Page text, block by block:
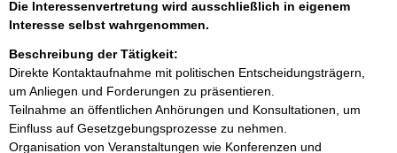
Die Interessenvertretung wird ausschließlich in eigenem
Interesse selbst wahrgenommen.
Beschreibung der Tätigkeit:
Direkte Kontaktaufnahme mit politischen Entscheidungsträgern,
um Anliegen und Forderungen zu präsentieren.
Teilnahme an öffentlichen Anhörungen und Konsultationen, um
Einfluss auf Gesetzgebungsprozesse zu nehmen.
Organisation von Veranstaltungen wie Konferenzen und